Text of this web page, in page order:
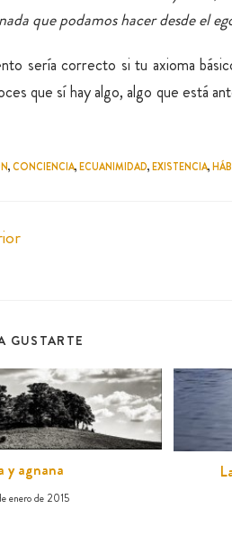
que podamos hacer desde el
sería correcto si tu axioma
que sí hay algo, algo que está
,CONCIENCIA,ECUANIMIDAD,EXISTENCIA,
GUSTARTE
y agnana
enero de 2015